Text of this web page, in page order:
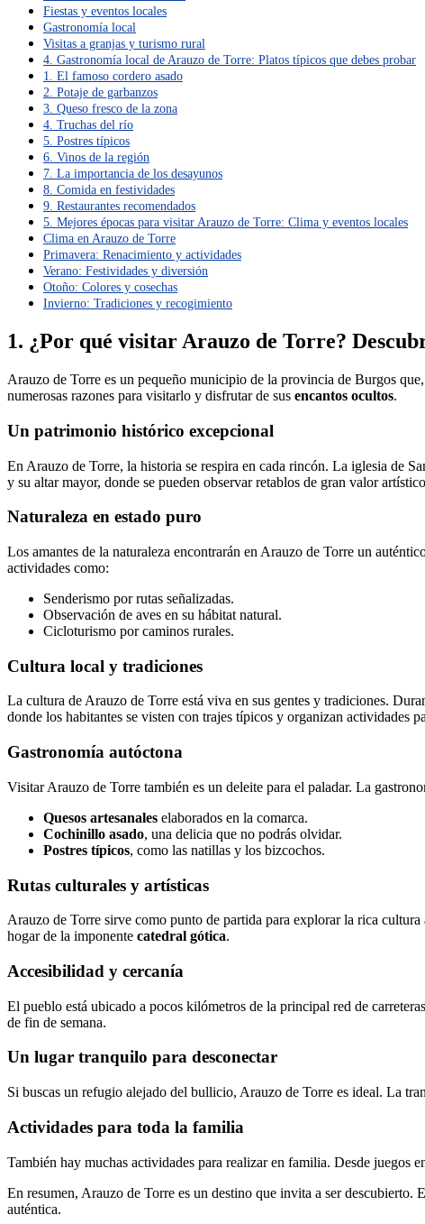
Fiestas y eventos locales
Gastronomía local
Visitas a granjas y turismo rural
4. Gastronomía local de Arauzo de Torre: Platos típicos que debes probar
1. El famoso cordero asado
2. Potaje de garbanzos
3. Queso fresco de la zona
4. Truchas del río
5. Postres típicos
6. Vinos de la región
7. La importancia de los desayunos
8. Comida en festividades
9. Restaurantes recomendados
5. Mejores épocas para visitar Arauzo de Torre: Clima y eventos locales
Clima en Arauzo de Torre
Primavera: Renacimiento y actividades
Verano: Festividades y diversión
Otoño: Colores y cosechas
Invierno: Tradiciones y recogimiento
1. ¿Por qué visitar Arauzo de Torre?
Arauzo de Torre es un pequeño municipio de la provincia de Burgos
numerosas razones para visitarlo y disfrutar de sus encantos ocultos.
Un patrimonio histórico excepcional
En Arauzo de Torre, la historia se respira en cada rincón. La iglesia de
y su altar mayor, donde se pueden observar retablos de gran valor
Naturaleza en estado puro
Los amantes de la naturaleza encontrarán en Arauzo de Torre un
actividades como:
Senderismo por rutas señalizadas.
Observación de aves en su hábitat natural.
Cicloturismo por caminos rurales.
Cultura local y tradiciones
La cultura de Arauzo de Torre está viva en sus gentes y tradiciones.
donde los habitantes se visten con trajes típicos y organizan actividades
Gastronomía autóctona
Visitar Arauzo de Torre también es un deleite para el paladar. La
Quesos artesanales elaborados en la comarca.
Cochinillo asado, una delicia que no podrás olvidar.
Postres típicos, como las natillas y los bizcochos.
Rutas culturales y artísticas
Arauzo de Torre sirve como punto de partida para explorar la rica
hogar de la imponente catedral gótica.
Accesibilidad y cercanía
El pueblo está ubicado a pocos kilómetros de la principal red de
de fin de semana.
Un lugar tranquilo para desconectar
Si buscas un refugio alejado del bullicio, Arauzo de Torre es ideal. La
Actividades para toda la familia
También hay muchas actividades para realizar en familia. Desde juegos
En resumen, Arauzo de Torre es un destino que invita a ser
auténtica.